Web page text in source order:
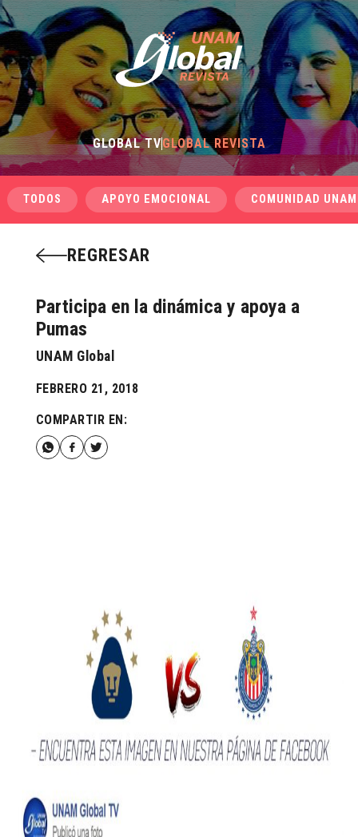
GLOBAL TVGLOBAL REVISTA
TODOS APOYO EMOCIONAL COMUNIDAD UNAM
REGRESAR
Participa en la dinámica y apoya a
Pumas
UNAM Global
FEBRERO 21, 2018
COMPARTIR EN: